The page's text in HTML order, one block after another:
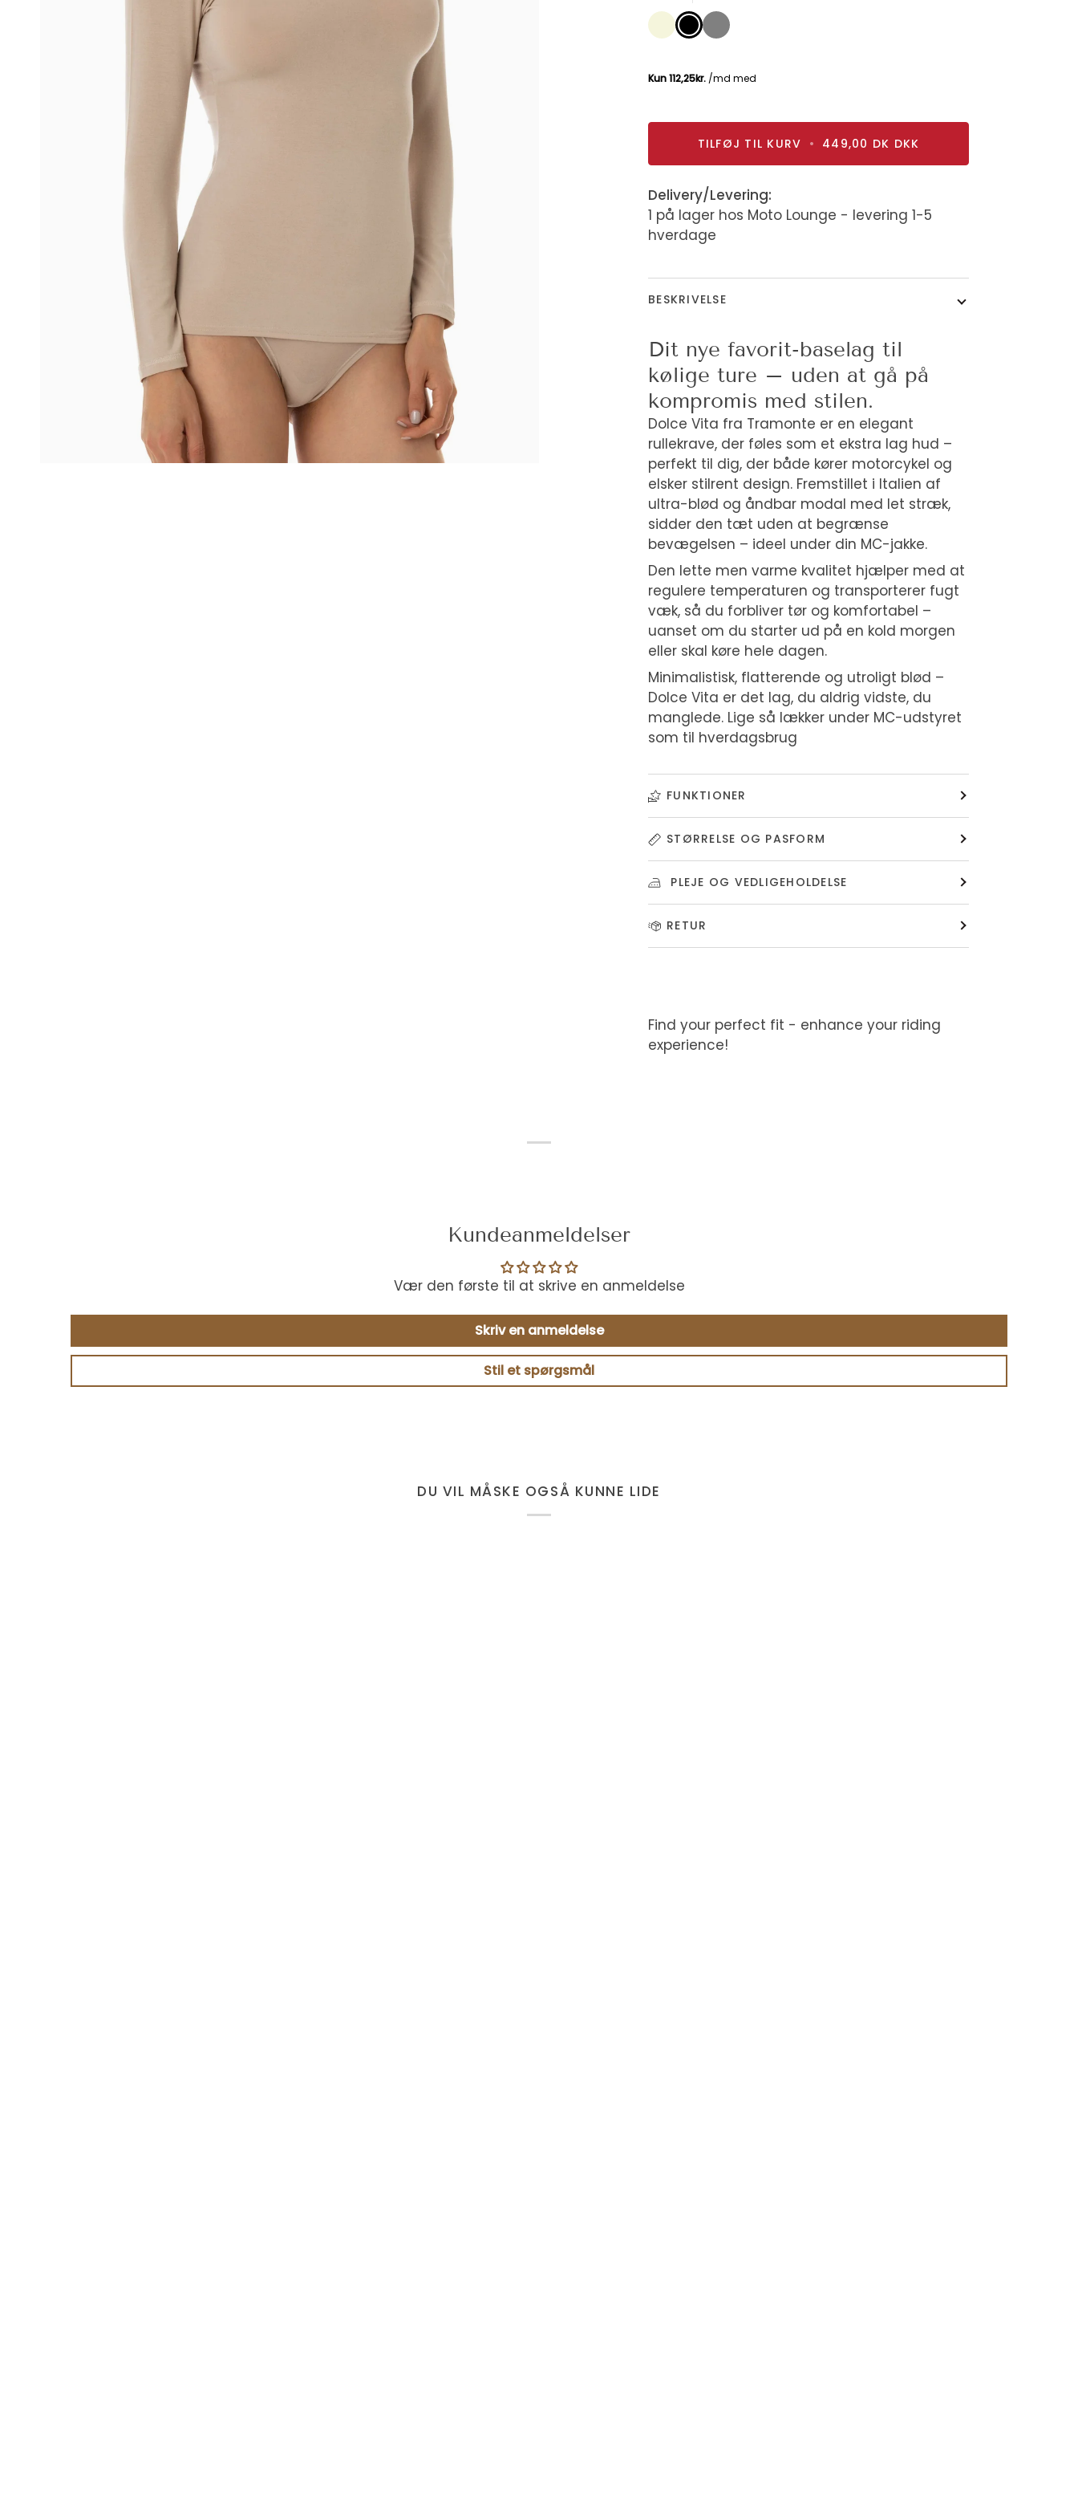
BeigeBlackGrey
TILFØJ TIL KURV • 449,00 DK DKK
Delivery/Levering:
1 på lager hos Moto Lounge - levering 1-5
hverdage
BESKRIVELSE
Dit nye favorit-baselag til
kølige ture – uden at gå på
kompromis med stilen.
Dolce Vita fra Tramonte er en elegant
rullekrave, der føles som et ekstra lag hud –
perfekt til dig, der både kører motorcykel og
elsker stilrent design. Fremstillet i Italien af
ultra-blød og åndbar modal med let stræk,
sidder den tæt uden at begrænse
bevægelsen – ideel under din MC-jakke.
Den lette men varme kvalitet hjælper med at
regulere temperaturen og transporterer fugt
væk, så du forbliver tør og komfortabel –
uanset om du starter ud på en kold morgen
eller skal køre hele dagen.
Minimalistisk, flatterende og utroligt blød –
Dolce Vita er det lag, du aldrig vidste, du
manglede. Lige så lækker under MC-udstyret
som til hverdagsbrug
FUNKTIONER
STØRRELSE OG PASFORM
PLEJE OG VEDLIGEHOLDELSE
RETUR
Find your perfect fit - enhance your riding
experience!
Kundeanmeldelser
Vær den første til at skrive en anmeldelse
Skriv en anmeldelse
Stil et spørgsmål
DU VIL MÅSKE OGSÅ KUNNE LIDE